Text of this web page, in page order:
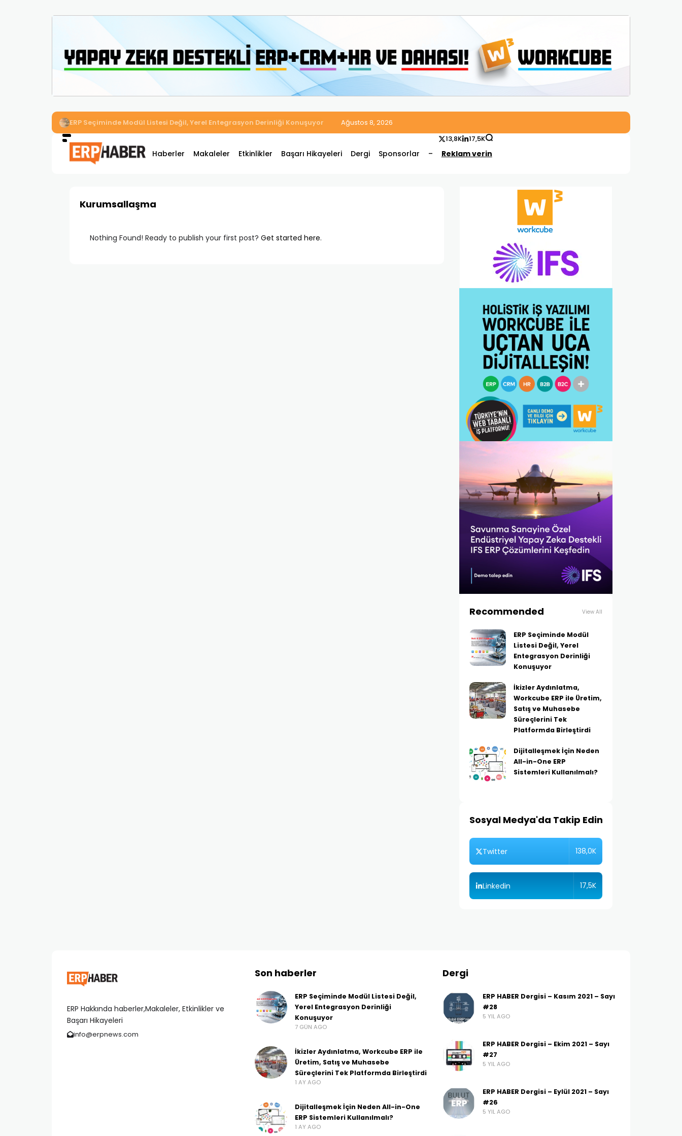
İkizler Aydınlatma, Workcube ERP ile Üretim, Satış ve Muhasebe Süreçlerini Tek Platformda Birleştirdi
Ağustos 8, 2026
Haberler Makaleler Etkinlikler Başarı Hikayeleri Dergi Sponsorlar – Reklam verin
13,8K 17,5K
Kurumsallaşma
Nothing Found! Ready to publish your first post? Get started here.
Recommended View All
ERP Seçiminde Modül
Listesi Değil, Yerel
Entegrasyon Derinliği
Konuşuyor
İkizler Aydınlatma,
Workcube ERP ile Üretim,
Satış ve Muhasebe
Süreçlerini Tek
Platformda Birleştirdi
Dijitalleşmek İçin Neden
All-in-One ERP
Sistemleri Kullanılmalı?
Sosyal Medya'da Takip Edin
Twitter 138,0K
Linkedin 17,5K
ERP Hakkında haberler,Makaleler, Etkinlikler ve
Başarı Hikayeleri
info@erpnews.com
Son haberler
ERP Seçiminde Modül Listesi Değil,
Yerel Entegrasyon Derinliği
Konuşuyor
7 GÜN AGO
İkizler Aydınlatma, Workcube ERP ile
Üretim, Satış ve Muhasebe
Süreçlerini Tek Platformda Birleştirdi
1 AY AGO
Dijitalleşmek İçin Neden All-in-One
ERP Sistemleri Kullanılmalı?
1 AY AGO
Dergi
ERP HABER Dergisi – Kasım 2021 – Sayı
#28
5 YIL AGO
ERP HABER Dergisi – Ekim 2021 – Sayı
#27
5 YIL AGO
ERP HABER Dergisi – Eylül 2021 – Sayı
#26
5 YIL AGO